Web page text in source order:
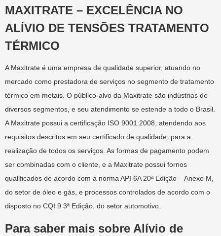
MAXITRATE – EXCELÊNCIA NO
ALÍVIO DE TENSÕES TRATAMENTO
TÉRMICO
A Maxitrate é uma empresa de qualidade superior, atuando no
mercado como prestadora de serviços no segmento de tratamento
térmico em metais. O público-alvo da Maxitrate são indústrias de
diversos segmentos, e seu atendimento se estende a todo o Brasil.
A Maxitrate possui a certificação ISO 9001:2008, atendendo aos
requisitos descritos em seu certificado de qualidade, para a
realização de todos os serviços. As formas de pagamento podem
ser combinadas com o cliente, e a Maxitrate possui fornos
qualificados de acordo com a norma API 6A 20ª Edição – Anexo M,
do setor de óleo e gás, e processos controlados de acordo com o
disposto no CQI.9 3ª Edição, do setor automotivo.
Para saber mais sobre Alívio de